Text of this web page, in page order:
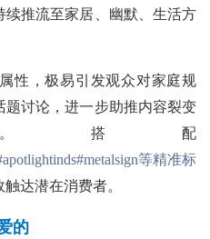
推流至家居、幽默、生活方
性，极易引发观众对家庭规
题讨论，进一步助推内容裂变
搭配
#metalsign等精准标
达潜在消费者。
的